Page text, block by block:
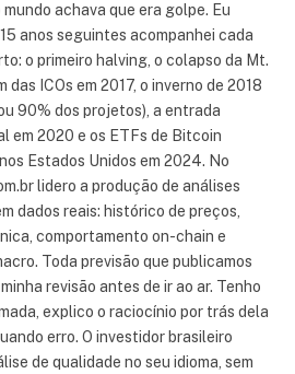
achava que era golpe. Eu
anos seguintes acompanhei cada
o primeiro halving, o colapso da Mt.
das ICOs em 2017, o inverno de 2018
90% dos projetos), a entrada
em 2020 e os ETFs de Bitcoin
Estados Unidos em 2024. No
lidero a produção de análises
dados reais: histórico de preços,
comportamento on-chain e
Toda previsão que publicamos
revisão antes de ir ao ar. Tenho
explico o raciocínio por trás dela
erro. O investidor brasileiro
de qualidade no seu idioma, sem